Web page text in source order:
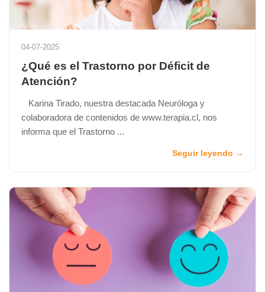
04-07-2025
¿Qué es el Trastorno por Déficit de
Atención?
Karina Tirado, nuestra destacada Neuróloga y
colaboradora de contenidos de www.terapia.cl, nos
informa que el Trastorno ...
Seguir leyendo →